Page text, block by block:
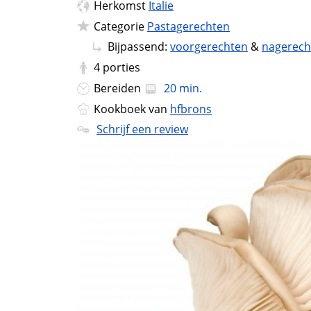
Herkomst Italie
Categorie Pastagerechten
Bijpassend: voorgerechten &
4 porties
Bereiden
20 min.
Kookboek van hfbrons
Schrijf een review